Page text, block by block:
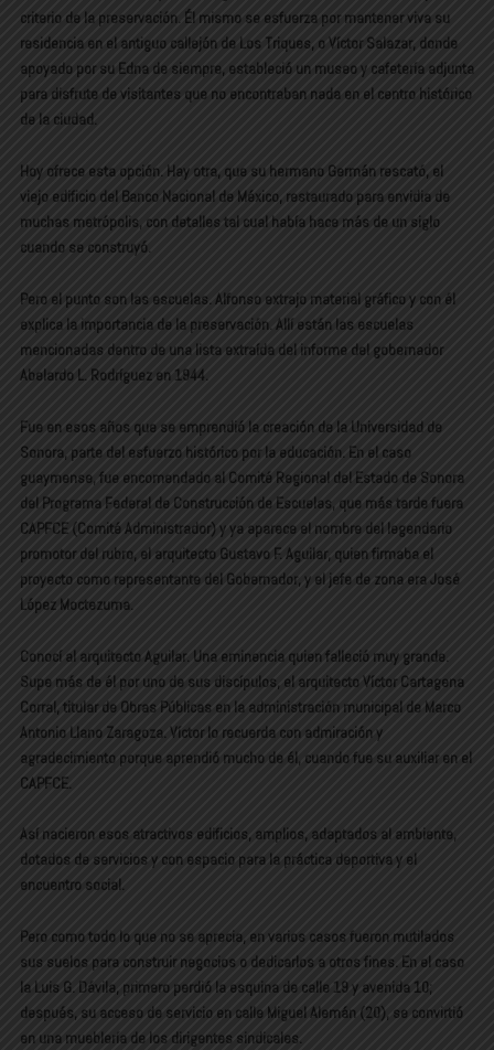
criterio de la preservación. Él mismo se esfuerza por mantener viva su
residencia en el antiguo callejón de Los Triques, o Víctor Salazar, donde
apoyado por su Edna de siempre, estableció un museo y cafetería adjunta
para disfrute de visitantes que no encontraban nada en el centro histórico
de la ciudad.
Hoy ofrece esta opción. Hay otra, que su hermano Germán rescató, el
viejo edificio del Banco Nacional de México, restaurado para envidia de
muchas metrópolis, con detalles tal cual había hace más de un siglo
cuando se construyó.
Pero el punto son las escuelas. Alfonso extrajo material gráfico y con él
explica la importancia de la preservación. Allí están las escuelas
mencionadas dentro de una lista extraída del informe del gobernador
Abelardo L. Rodríguez en 1944.
Fue en esos años que se emprendió la creación de la Universidad de
Sonora, parte del esfuerzo histórico por la educación. En el caso
guaymense, fue encomendado al Comité Regional del Estado de Sonora
del Programa Federal de Construcción de Escuelas, que más tarde fuera
CAPFCE (Comité Administrador) y ya aparece el nombre del legendario
promotor del rubro, el arquitecto Gustavo F. Aguilar, quien firmaba el
proyecto como representante del Gobernador, y el jefe de zona era José
López Moctezuma.
Conocí al arquitecto Aguilar. Una eminencia quien falleció muy grande.
Supe más de él por uno de sus discípulos, el arquitecto Víctor Cartagena
Corral, titular de Obras Públicas en la administración municipal de Marco
Antonio Llano Zaragoza. Víctor lo recuerda con admiración y
agradecimiento porque aprendió mucho de él, cuando fue su auxiliar en el
CAPFCE.
Así nacieron esos atractivos edificios, amplios, adaptados al ambiente,
dotados de servicios y con espacio para la práctica deportiva y el
encuentro social.
Pero como todo lo que no se aprecia, en varios casos fueron mutilados
sus suelos para construir negocios o dedicarlos a otros fines. En el caso
la Luis G. Dávila, primero perdió la esquina de calle 19 y avenida 10;
después, su acceso de servicio en calle Miguel Alemán (20), se convirtió
en una mueblería de los dirigentes sindicales.